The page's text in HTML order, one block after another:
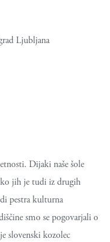
Ljubljana
Dijaki naše šole
jih je tudi iz drugih
pestra kulturna
smo se pogovarjali o
slovenski kozolec